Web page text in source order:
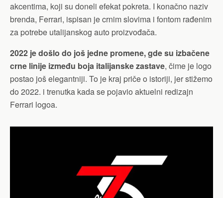
akcentima, koji su doneli efekat pokreta. I konačno naziv
brenda, Ferrari, ispisan je crnim slovima i fontom rađenim
za potrebe utalijanskog auto proizvođača.
2022 je došlo do još jedne promene, gde su izbačene
crne linije između boja italijanske zastave, čime je logo
postao još elegantniji. To je kraj priče o istoriji, jer stižemo
do 2022. i trenutka kada se pojavio aktuelni redizajn
Ferrari logoa.